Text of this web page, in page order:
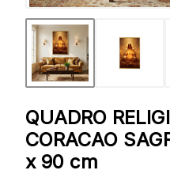
QUADRO
CORACAO
x 90 cm